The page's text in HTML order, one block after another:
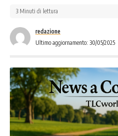
Ultimo aggiornamento: 30/05/2025
redazione
3 Minuti di lettura